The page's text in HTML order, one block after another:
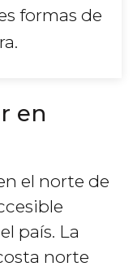
formas de
en
el norte de
país. La
norte